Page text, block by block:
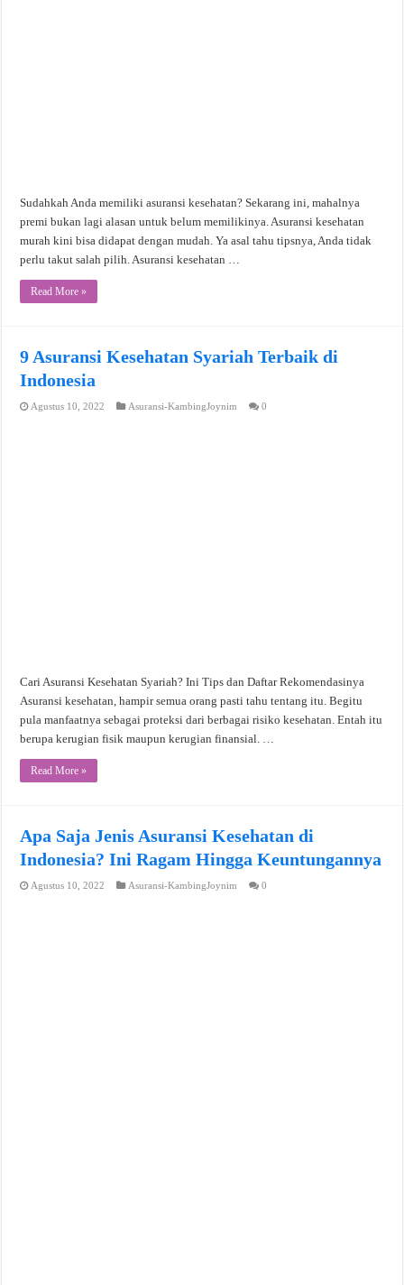
Sudahkah Anda memiliki asuransi kesehatan? Sekarang ini, mahalnya
premi bukan lagi alasan untuk belum memilikinya. Asuransi kesehatan
murah kini bisa didapat dengan mudah. Ya asal tahu tipsnya, Anda tidak
perlu takut salah pilih. Asuransi kesehatan …
Read More »
9 Asuransi Kesehatan Syariah Terbaik di
Indonesia
Agustus 10, 2022 Asuransi-KambingJoynim 0
Cari Asuransi Kesehatan Syariah? Ini Tips dan Daftar Rekomendasinya
Asuransi kesehatan, hampir semua orang pasti tahu tentang itu. Begitu
pula manfaatnya sebagai proteksi dari berbagai risiko kesehatan. Entah itu
berupa kerugian fisik maupun kerugian finansial. …
Read More »
Apa Saja Jenis Asuransi Kesehatan di
Indonesia? Ini Ragam Hingga Keuntungannya
Agustus 10, 2022 Asuransi-KambingJoynim 0